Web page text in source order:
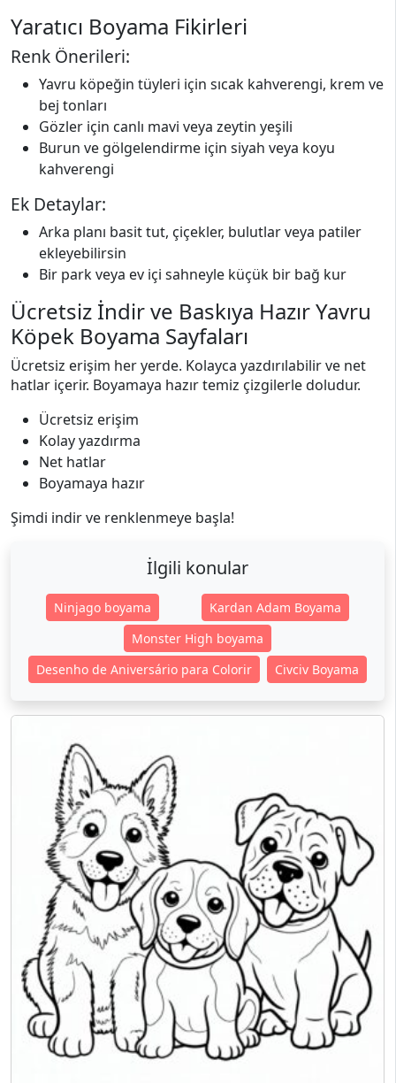
Yaratıcı Boyama Fikirleri
Renk Önerileri:
Yavru köpeğin tüyleri için sıcak kahverengi, krem ve
bej tonları
Gözler için canlı mavi veya zeytin yeşili
Burun ve gölgelendirme için siyah veya koyu
kahverengi
Ek Detaylar:
Arka planı basit tut, çiçekler, bulutlar veya patiler
ekleyebilirsin
Bir park veya ev içi sahneyle küçük bir bağ kur
Ücretsiz İndir ve Baskıya Hazır Yavru
Köpek Boyama Sayfaları
Ücretsiz erişim her yerde. Kolayca yazdırılabilir ve net
hatlar içerir. Boyamaya hazır temiz çizgilerle doludur.
Ücretsiz erişim
Kolay yazdırma
Net hatlar
Boyamaya hazır
Şimdi indir ve renklenmeye başla!
İlgili konular
Ninjago boyama
Kardan Adam Boyama
Monster High boyama
Desenho de Aniversário para Colorir
Civciv Boyama